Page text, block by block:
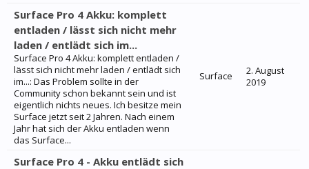
Surface Pro 4 Akku: komplett
entladen / lässt sich nicht mehr
laden / entlädt sich im...
Surface Pro 4 Akku: komplett entladen /
lässt sich nicht mehr laden / entlädt sich
im...: Das Problem sollte in der
Community schon bekannt sein und ist
eigentlich nichts neues. Ich besitze mein
Surface jetzt seit 2 Jahren. Nach einem
Jahr hat sich der Akku entladen wenn
das Surface...
Surface
2. August
2019
Surface Pro 4 - Akku entlädt sich